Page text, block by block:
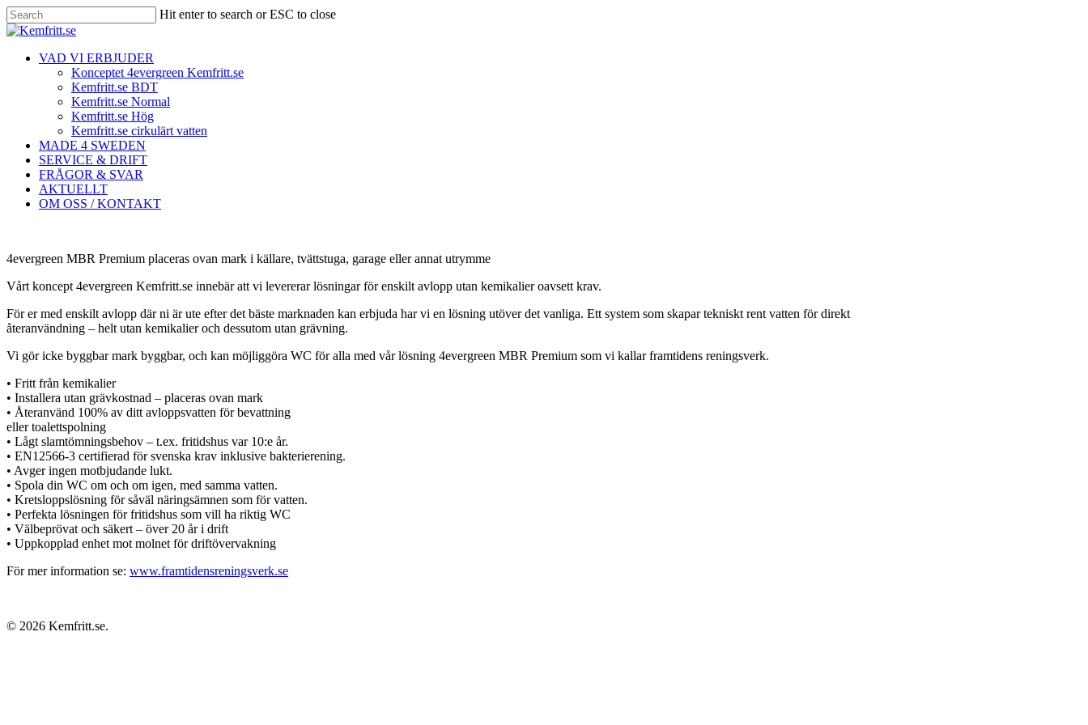
Skip
to
content
Hit enter to search or ESC to close
Close
Menu
VAD VI ERBJUDER
Konceptet 4evergreen Kemfritt.se
Kemfritt.se BDT
Kemfritt.se Normal
Kemfritt.se Hög
Kemfritt.se cirkulärt vatten
MADE 4 SWEDEN
SERVICE & DRIFT
FRÅGOR & SVAR
AKTUELLT
OM OSS / KONTAKT
4evergreen MBR Premium placeras ovan mark i källare, tvättstuga, garage eller annat utrymme
Vårt koncept 4evergreen Kemfritt.se innebär att vi levererar lösningar för enskilt avlopp utan kemikalier oavsett krav.
För er med enskilt avlopp där ni är ute efter det bäste marknaden kan erbjuda har vi en lösning utöver det vanliga. Ett system som skapar tekniskt rent vatten för direkt
återanvändning – helt utan kemikalier och dessutom utan grävning.
Vi gör icke byggbar mark byggbar, och kan möjliggöra WC för alla med vår lösning 4evergreen MBR Premium som vi kallar framtidens reningsverk.
• Fritt från kemikalier
• Installera utan grävkostnad – placeras ovan mark
• Återanvänd 100% av ditt avloppsvatten för bevattning
eller toalettspolning
• Lågt slamtömningsbehov – t.ex. fritidshus var 10:e år.
• EN12566-3 certifierad för svenska krav inklusive bakterierening.
• Avger ingen motbjudande lukt.
• Spola din WC om och om igen, med samma vatten.
• Kretsloppslösning för såväl näringsämnen som för vatten.
• Perfekta lösningen för fritidshus som vill ha riktig WC
• Välbeprövat och säkert – över 20 år i drift
• Uppkopplad enhet mot molnet för driftövervakning
För mer information se: www.framtidensreningsverk.se
© 2026 Kemfritt.se.